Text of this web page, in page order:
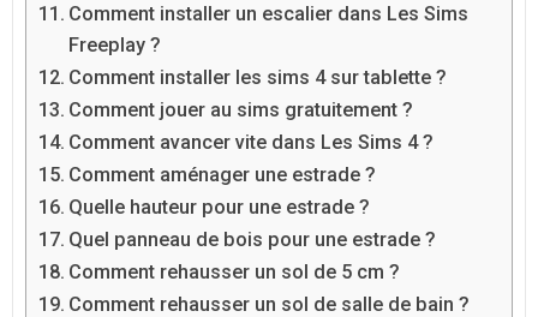
Comment installer un escalier dans Les Sims
Freeplay ?
Comment installer les sims 4 sur tablette ?
Comment jouer au sims gratuitement ?
Comment avancer vite dans Les Sims 4 ?
Comment aménager une estrade ?
Quelle hauteur pour une estrade ?
Quel panneau de bois pour une estrade ?
Comment rehausser un sol de 5 cm ?
Comment rehausser un sol de salle de bain ?